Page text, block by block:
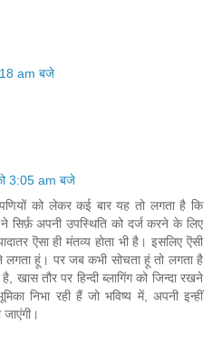
am बजे
3:05 am बजे
को लेकर कई बार यह तो लगता है कि
सिर्फ़ अपनी उपस्थिति को दर्ज करने के लिए
ऎसा ही मंतव्य होता भी है। इसलिए ऎसी
लगता हूं। पर जब कभी सोचता हूं तो लगता है
खास तौर पर हिन्दी ब्लागिंग को जिन्दा रखने
निभा रही हैं जो भविष्य में, अपनी इन्हीं